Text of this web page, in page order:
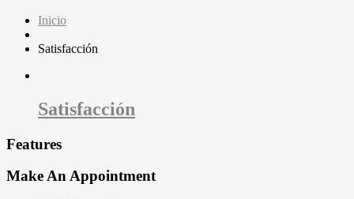
Inicio
Satisfacción
Satisfacción
Features
Make An Appointment